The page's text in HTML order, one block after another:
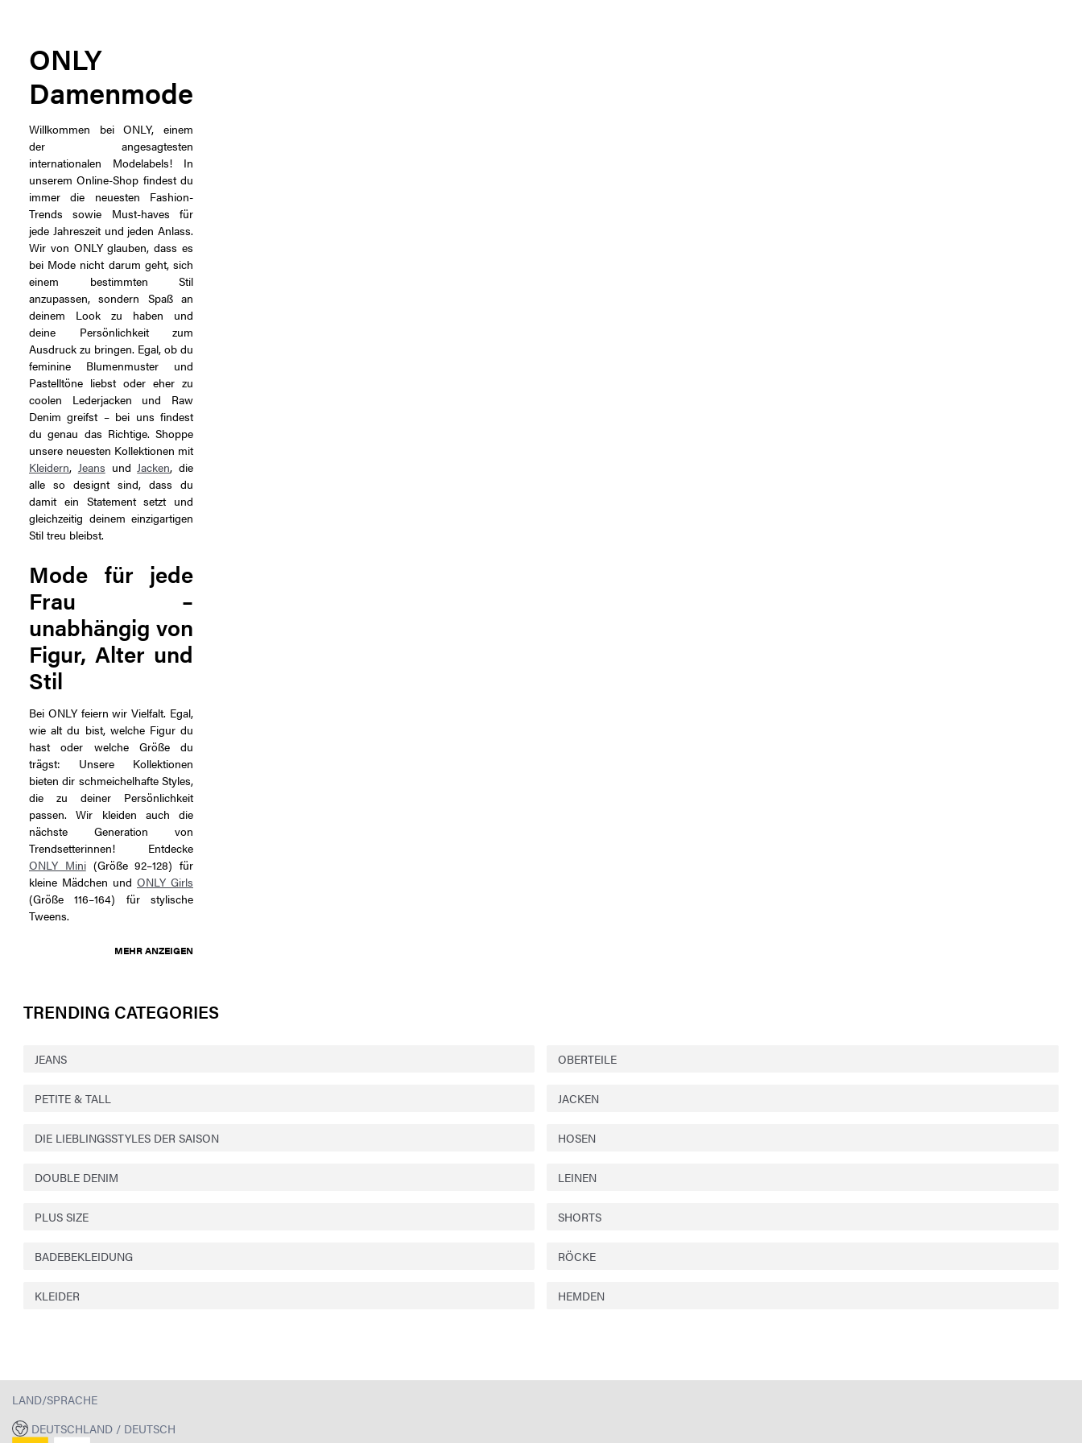
ONLY
Damenmode
Willkommen bei ONLY, einem
der angesagtesten
internationalen Modelabels! In
unserem Online-Shop findest du
immer die neuesten Fashion-
Trends sowie Must-haves für
jede Jahreszeit und jeden Anlass.
Wir von ONLY glauben, dass es
bei Mode nicht darum geht, sich
einem bestimmten Stil
anzupassen, sondern Spaß an
deinem Look zu haben und
deine Persönlichkeit zum
Ausdruck zu bringen. Egal, ob du
feminine Blumenmuster und
Pastelltöne liebst oder eher zu
coolen Lederjacken und Raw
Denim greifst – bei uns findest
du genau das Richtige. Shoppe
unsere neuesten Kollektionen mit
Kleidern, Jeans und Jacken, die
alle so designt sind, dass du
damit ein Statement setzt und
gleichzeitig deinem einzigartigen
Stil treu bleibst.
Mode für jede
Frau –
unabhängig von
Figur, Alter und
Stil
Bei ONLY feiern wir Vielfalt. Egal,
wie alt du bist, welche Figur du
hast oder welche Größe du
trägst: Unsere Kollektionen
bieten dir schmeichelhafte Styles,
die zu deiner Persönlichkeit
passen. Wir kleiden auch die
nächste Generation von
Trendsetterinnen! Entdecke
ONLY Mini(Größe 92–128) für
kleine Mädchen und ONLY Girls
(Größe 116–164) für stylische
Tweens.
MEHR ANZEIGEN
TRENDING CATEGORIES
JEANS OBERTEILE
PETITE & TALL JACKEN
DIE LIEBLINGSSTYLES DER SAISON HOSEN
DOUBLE DENIM LEINEN
PLUS SIZE SHORTS
BADEBEKLEIDUNG RÖCKE
KLEIDER HEMDEN
LAND/SPRACHE
DEUTSCHLAND / DEUTSCH